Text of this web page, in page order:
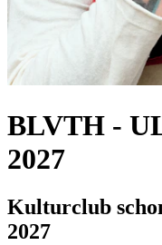
BLVTH -
2027
Kulturclub
2027